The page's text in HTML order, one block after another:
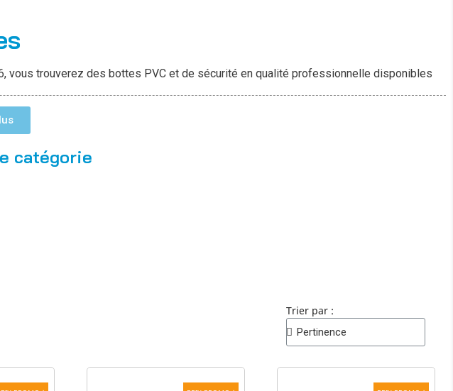
trouverez des bottes PVC et de sécurité en qualité professionnelle disponibles
catégorie
Trier par :